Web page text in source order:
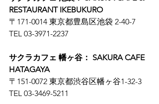
RESTAURANT IKEBUKURO
〒171-0014 東京都豊島区池袋 2-40-7
TEL 03-3971-2237
サクラカフェ 幡ヶ谷： SAKURA CAFE
HATAGAYA
〒151-0072 東京都渋谷区幡ヶ谷1-32-3
TEL 03-3469-5211